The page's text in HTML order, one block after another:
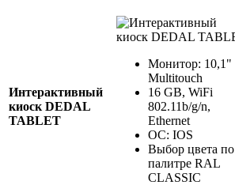
Интерактивный
киоск DEDAL
TABLET
Монитор: 10,1"
Multitouch
16 GB, WiFi
802.11b/g/n,
Ethernet
ОС: IOS
Выбор цвета по
палитре RAL
CLASSIC